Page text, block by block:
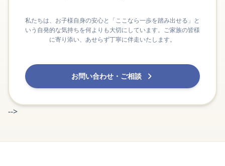
私たちは、お子様自身の安心と「ここなら一歩を踏み出せる」と
いう自発的な気持ちを何よりも大切にしています。ご家族の皆様
に寄り添い、あせらず丁寧に伴走いたします。
お問い合わせ・ご相談
-->